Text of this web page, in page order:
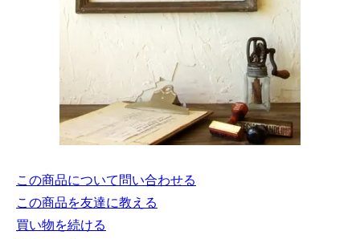
この商品について問い合わせる
この商品を友達に教える
買い物を続ける